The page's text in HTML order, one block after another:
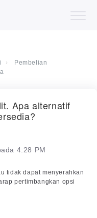
Pembelian
Apa alternatif
4:28 PM
tidak dapat menyerahkan
pertimbangkan opsi